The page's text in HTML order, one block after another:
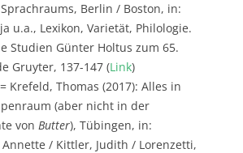
Berlin / Boston, in:
u.a., Lexikon, Varietät, Philologie.
Studien Günter Holtus zum 65.
Gruyter, 137-147 (Link)
= Krefeld, Thomas (2017): Alles in
(aber nicht in der
von Butter), Tübingen, in:
/ Kittler, Judith / Lorenzetti,